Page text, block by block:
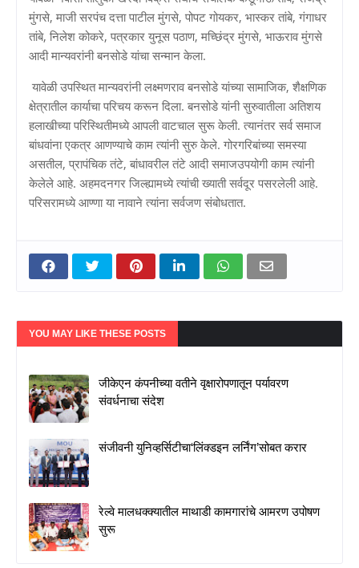
मुंगसे, माजी सरपंच दत्ता पाटील मुंगसे, पोपट गोयकर, भास्कर तांबे, गंगाधर
तांबे, निलेश कोकरे, पत्रकार युनूस पठाण, मच्छिंद्र मुंगसे, भाऊराव मुंगसे
आदी मान्यवरांनी बनसोडे यांचा सन्मान केला.
यावेळी उपस्थित मान्यवरांनी लक्ष्मणराव बनसोडे यांच्या सामाजिक, शैक्षणिक
क्षेत्रातील कार्याचा परिचय करून दिला. बनसोडे यांनी सुरुवातीला अतिशय
हलाखीच्या परिस्थितीमध्ये आपली वाटचाल सुरू केली. त्यानंतर सर्व समाज
बांधवांना एकत्र आणण्याचे काम त्यांनी सुरु केले. गोरगरिबांच्या समस्या
असतील, प्रापंचिक तंटे, बांधावरील तंटे आदी समाजउपयोगी काम त्यांनी
केलेले आहे. अहमदनगर जिल्ह्यामध्ये त्यांची ख्याती सर्वदूर पसरलेली आहे.
परिसरामध्ये आण्णा या नावाने त्यांना सर्वजण संबोधतात.
YOU MAY LIKE THESE POSTS
जीकेएन कंपनीच्या वतीने वृक्षारोपणातून पर्यावरण
संवर्धनाचा संदेश
संजीवनी युनिव्हर्सिटीचा‘लिंक्डइन लर्निंग’सोबत करार
रेल्वे मालधक्क्यातील माथाडी कामगारांचे आमरण उपोषण
सुरू